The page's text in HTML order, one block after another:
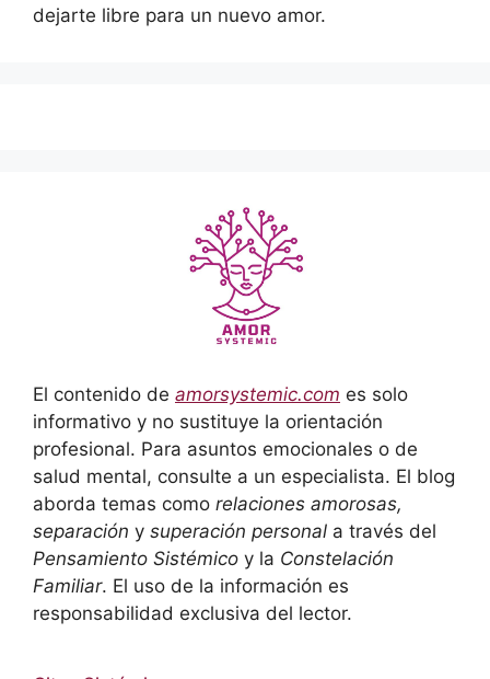
dejarte libre para un nuevo amor.
El contenido de amorsystemic.com es solo
informativo y no sustituye la orientación
profesional. Para asuntos emocionales o de
salud mental, consulte a un especialista. El blog
aborda temas como relaciones amorosas,
separación y superación personal a través del
Pensamiento Sistémico y la Constelación
Familiar. El uso de la información es
responsabilidad exclusiva del lector.